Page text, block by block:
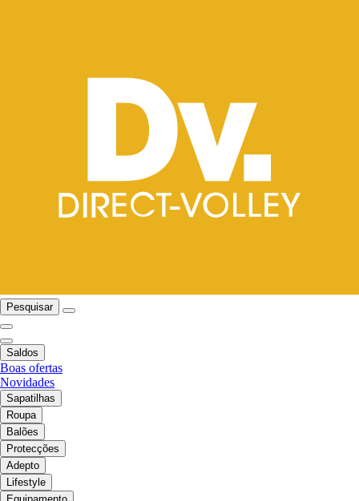
Pesquisar
Saldos
Boas ofertas
Novidades
Sapatilhas
Roupa
Balões
Protecções
Adepto
Lifestyle